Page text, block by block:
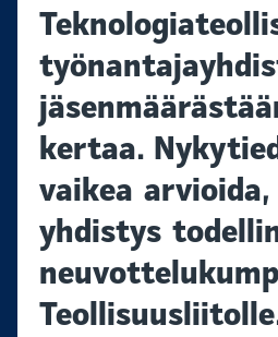
kertaa.
vaikea
yhdistys